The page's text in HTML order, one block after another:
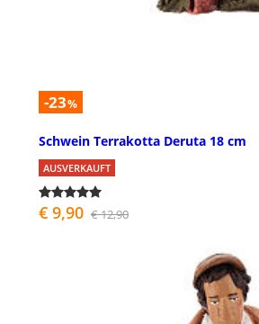
-23%
Schwein Terrakotta Deruta 18 cm
AUSVERKAUFT
€ 9,90 € 12,90